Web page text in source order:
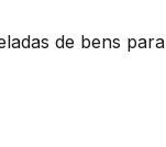
de bens para